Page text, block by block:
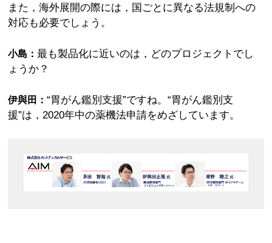
また，海外展開の際には，国ごとに異なる法規制への
対応も必要でしょう。
小島：最も製品化に近いのは，どのプロジェクトでし
ょうか？
伊與田：“胃がん鑑別支援”ですね。“胃がん鑑別支
援”は，2020年中の薬機法申請をめざしています。